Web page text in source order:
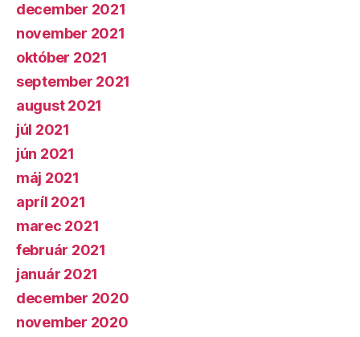
december 2021
november 2021
október 2021
september 2021
august 2021
júl 2021
jún 2021
máj 2021
apríl 2021
marec 2021
február 2021
január 2021
december 2020
november 2020